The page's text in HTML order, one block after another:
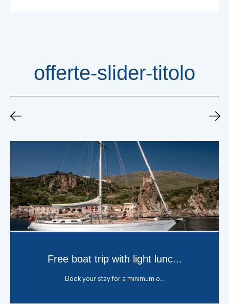
offerte-slider-titolo
Free transfer to/from Trapani ...
Book your stay for a minimum o...
OFFERTE-SLIDER-TUTTE-LE-OFFERTE